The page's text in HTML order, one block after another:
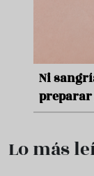
Ni
preparar
Lo más